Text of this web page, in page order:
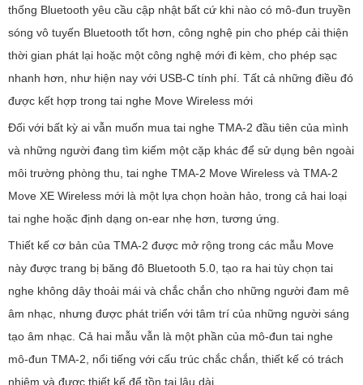
thống Bluetooth yêu cầu cập nhật bất cứ khi nào có mô-đun truyền
sóng vô tuyến Bluetooth tốt hơn, công nghệ pin cho phép cải thiện
thời gian phát lại hoặc một công nghệ mới đi kèm, cho phép sạc
nhanh hơn, như hiện nay với USB-C tính phí. Tất cả những điều đó
được kết hợp trong tai nghe Move Wireless mới
Đối với bất kỳ ai vẫn muốn mua tai nghe TMA-2 đầu tiên của mình
và những người đang tìm kiếm một cặp khác để sử dụng bên ngoài
môi trường phòng thu, tai nghe TMA-2 Move Wireless và TMA-2
Move XE Wireless mới là một lựa chọn hoàn hảo, trong cả hai loại
tai nghe hoặc định dạng on-ear nhẹ hơn, tương ứng.
Thiết kế cơ bản của TMA-2 được mở rộng trong các mẫu Move
này được trang bị băng đô Bluetooth 5.0, tạo ra hai tùy chọn tai
nghe không dây thoải mái và chắc chắn cho những người đam mê
âm nhạc, nhưng được phát triển với tâm trí của những người sáng
tạo âm nhạc. Cả hai mẫu vẫn là một phần của mô-đun tai nghe
mô-đun TMA-2, nổi tiếng với cấu trúc chắc chắn, thiết kế có trách
nhiệm và được thiết kế để tồn tại lâu dài.